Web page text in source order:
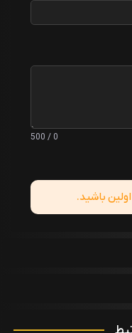
0 / 500
باشید.